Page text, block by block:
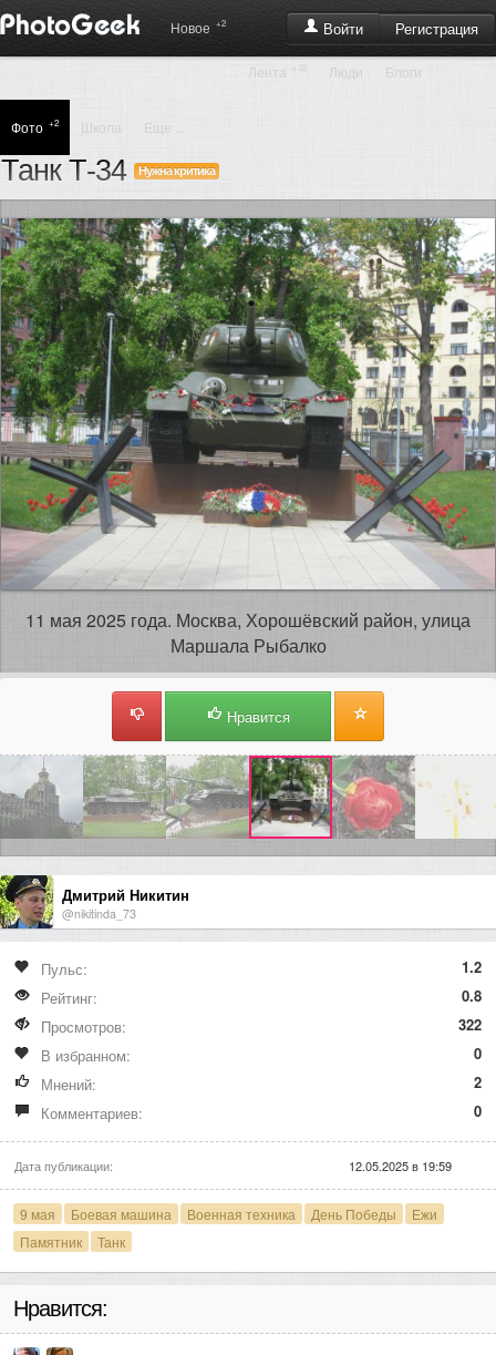
Войти Регистрация
Новое +2
Лента Люди Блоги
Фото +2 Школа Еще ...
Танк Т-34 Нужна критика
11 мая 2025 года. Москва, Хорошёвский район, улица
Маршала Рыбалко
Нравится
Дмитрий Никитин
@nikitinda_73
Пульс:
1.2
Рейтинг:
0.8
Просмотров:
322
В избранном:
0
Мнений:
2
Комментариев:
0
Дата публикации: 12.05.2025 в 19:59
9 мая Боевая машина Военная техника День Победы
Ежи
Памятник
Танк
Нравится: